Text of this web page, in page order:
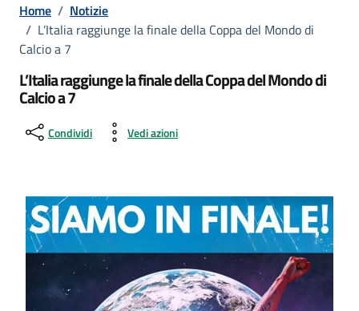
Home / Notizie
/ L’Italia raggiunge la finale della Coppa del Mondo di
Calcio a 7
L’Italia raggiunge la finale della Coppa del Mondo di
Calcio a 7
Condividi Vedi azioni